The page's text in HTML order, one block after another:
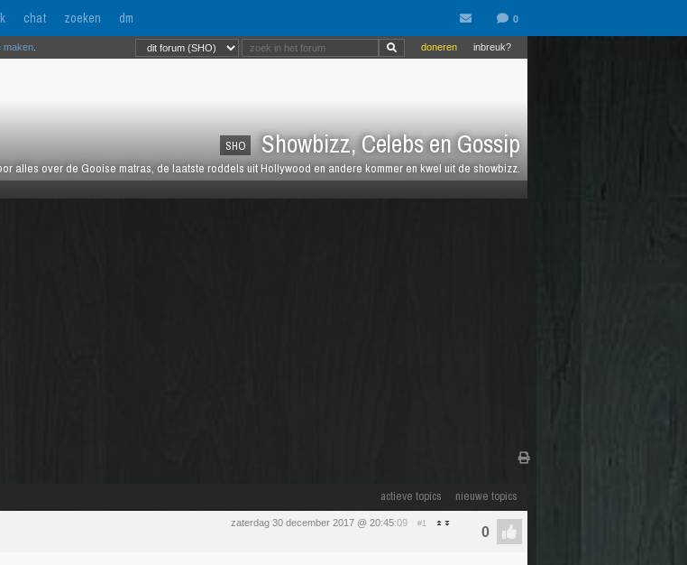
chat zoeken dm
SHO Showbizz, Celebs en Gossip
alles over de Gooise matras, de laatste roddels uit Hollywood en andere kommer en kwel uit de showbizz.
inbreuk?
doneren
maken
actieve topics nieuwe topics
zaterdag 30 december 2017 @ 20:45:09 #1